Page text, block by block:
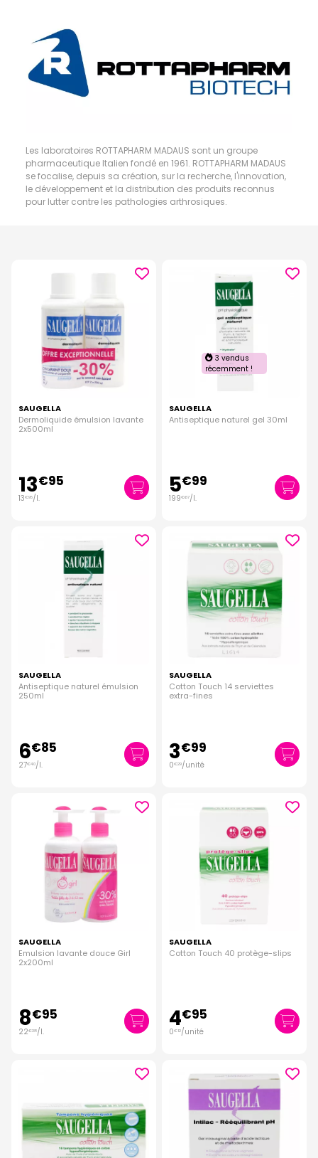
Les laboratoires ROTTAPHARM MADAUS sont un groupe
pharmaceutique Italien fondé en 1961. ROTTAPHARM MADAUS
se focalise, depuis sa création, sur la recherche, l'innovation,
le développement et la distribution des produits reconnus
pour lutter contre les pathologies arthrosiques.
SAUGELLA
Dermoliquide émulsion lavante
2x500ml
13€95
13€95/l.
3 vendus
récemment !
SAUGELLA
Antiseptique naturel gel 30ml
5€99
199€67/l.
SAUGELLA
Antiseptique naturel émulsion
250ml
6€85
27€40/l.
SAUGELLA
Cotton Touch 14 serviettes
extra-fines
3€99
0€29/unité
SAUGELLA
Emulsion lavante douce Girl
2x200ml
8€95
22€38/l.
SAUGELLA
Cotton Touch 40 protège-slips
4€95
0€ 12/unité